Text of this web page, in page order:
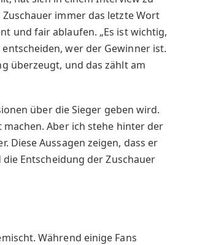
immer das letzte Wort
und fair ablaufen. „Es ist wichtig,
wer der Gewinner ist.
überzeugt, und das zählt am
über die Sieger geben wird.
Aber ich stehe hinter der
Diese Aussagen zeigen, dass er
Entscheidung der Zuschauer
Während einige Fans